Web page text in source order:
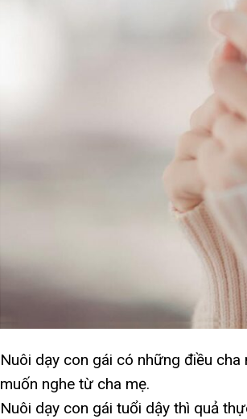
Nuôi dạy con gái có những điều
muốn nghe từ cha mẹ.
Nuôi dạy con gái tuổi dậy thì quả